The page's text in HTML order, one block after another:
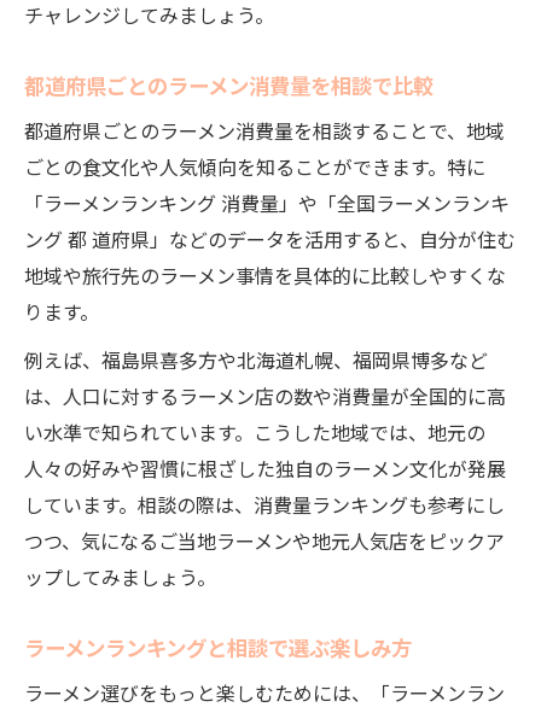
チャレンジしてみましょう。
都道府県ごとのラーメン消費量を相談で比較
都道府県ごとのラーメン消費量を相談することで、地域
ごとの食文化や人気傾向を知ることができます。特に
「ラーメンランキング 消費量」や「全国ラーメンランキ
ング 都 道府県」などのデータを活用すると、自分が住む
地域や旅行先のラーメン事情を具体的に比較しやすくな
ります。
例えば、福島県喜多方や北海道札幌、福岡県博多など
は、人口に対するラーメン店の数や消費量が全国的に高
い水準で知られています。こうした地域では、地元の
人々の好みや習慣に根ざした独自のラーメン文化が発展
しています。相談の際は、消費量ランキングも参考にし
つつ、気になるご当地ラーメンや地元人気店をピックア
ップしてみましょう。
ラーメンランキングと相談で選ぶ楽しみ方
ラーメン選びをもっと楽しむためには、「ラーメンラン